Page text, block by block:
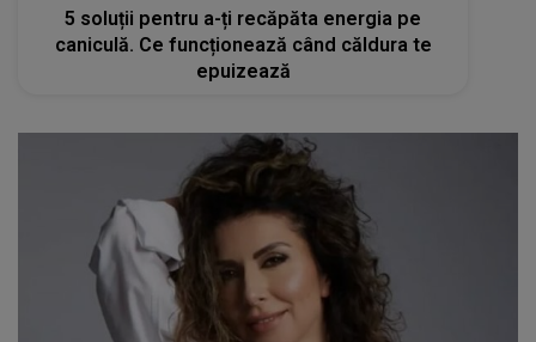
5 soluții pentru a-ți recăpăta energia pe
caniculă. Ce funcționează când căldura te
epuizează